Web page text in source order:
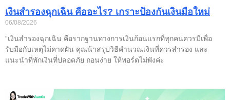
เงินสำรองฉุกเฉิน คืออะไร? เกราะป้องกันเงินมือใหม่
06/08/2026
“เงินสำรองฉุกเฉิน คือรากฐานทางการเงินก้อนแรกที่ทุกคนควรมีเพื่อ
รับมือกับเหตุไม่คาดฝัน คุณน้าสรุปวิธีคำนวณเงินที่ควรสำรอง และ
แนะนำที่พักเงินที่ปลอดภัย ถอนง่าย ให้พอร์ตไม่พังค่ะ